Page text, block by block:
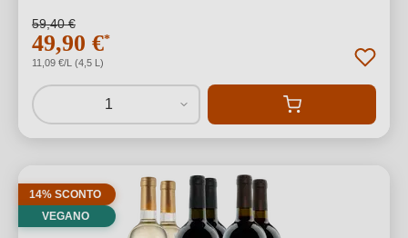
59,40 €
49,90 €*
11,09 €/L (4,5 L)
1
14% SCONTO
VEGANO